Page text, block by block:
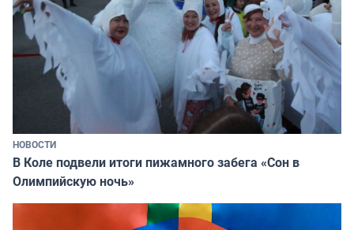
НОВОСТИ
В Коле подвели итоги пижамного забега «Сон в
Олимпийскую ночь»